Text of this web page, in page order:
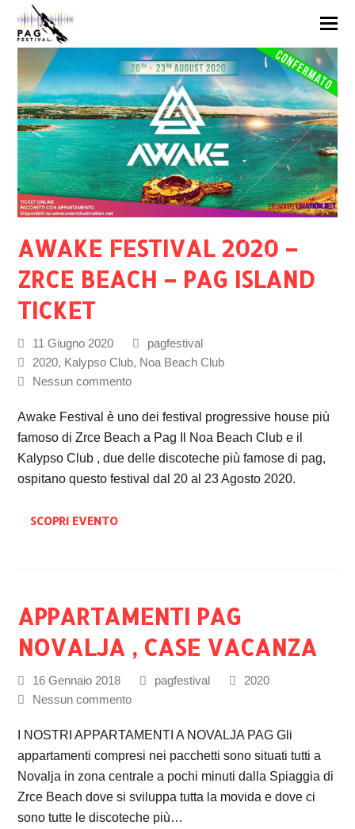
AWAKE FESTIVAL 2020 –
ZRCE BEACH – PAG ISLAND
TICKET
11 Giugno 2020
pagfestival
2020, Kalypso Club, Noa Beach Club
Nessun commento
Awake Festival è uno dei festival progressive house più
famoso di Zrce Beach a Pag Il Noa Beach Club e il
Kalypso Club , due delle discoteche più famose di pag,
ospitano questo festival dal 20 al 23 Agosto 2020.
SCOPRI EVENTO
APPARTAMENTI PAG
NOVALJA , CASE VACANZA
16 Gennaio 2018 pagfestival
2020
Nessun commento
I NOSTRI APPARTAMENTI A NOVALJA PAG Gli
appartamenti compresi nei pacchetti sono situati tutti a
Novalja in zona centrale a pochi minuti dalla Spiaggia di
Zrce Beach dove si sviluppa tutta la movida e dove ci
sono tutte le discoteche più…